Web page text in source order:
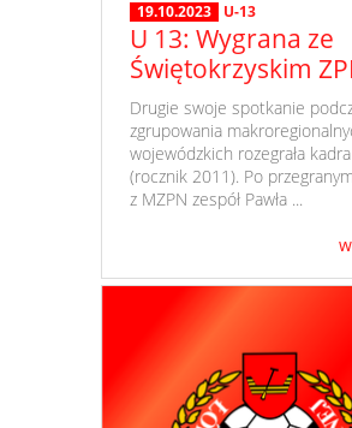
19.10.2023 U-13
U 13: Wygrana ze
Świętokrzyskim
Drugie swoje spotkanie
zgrupowania
wojewódzkich rozegrała
(rocznik 2011). Po
z MZPN zespół Pawła ...